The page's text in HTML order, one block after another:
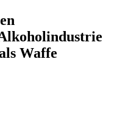
Waffe